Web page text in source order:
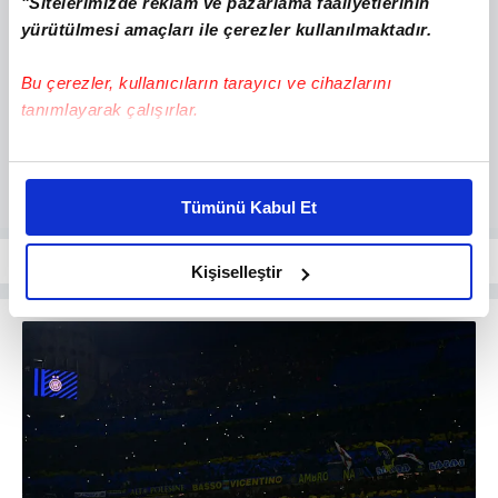
yürütülmesi amaçları ile çerezler kullanılmaktadır.
Bu çerezler, kullanıcıların tarayıcı ve cihazlarını
tanımlayarak çalışırlar.
Bu çerezlere izin vermeniz halinde sizlere özel
daha iyi reklam deneyimi yaşatabiliriz. Bunu yaparken
amacımızın size daha iyi bir reklam deneyimi sunmak
olduğunu ve sizlere en iyi içerikleri sunabilmek adına
elimizden gelen çabayı gösterdiğimizi ve bu noktada,
reklamların maliyetlerimizi karşılamak noktasında tek gelir
kalemimiz olduğunu sizlere hatırlatmak isteriz.
Her halükârda, kullanıcılar, bu çerezlere izin vermedikleri
takdirde, kullanıcılara hedefli reklamlar
gösterilmeyecektir."
Tümünü Kabul Et
Kişiselleştir